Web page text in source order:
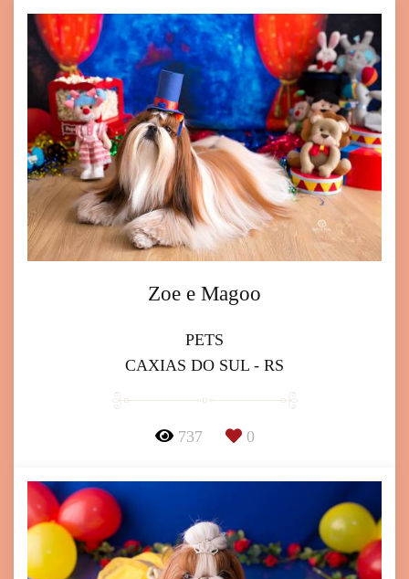
Zoe e Magoo
PETS
CAXIAS DO SUL - RS
737 0